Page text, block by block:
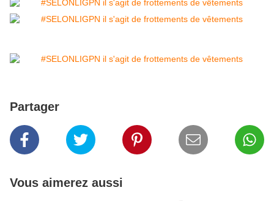
Partager
Vous aimerez aussi